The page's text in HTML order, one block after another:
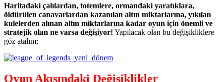
Haritadaki çalılardan, totemlere, ormandaki yaratıklara,
öldürülen canavarlardan kazanılan altın miktarlarına, yıkılan
kulelerden alınan altın miktarlarına kadar oyun için önemli ve
stratejik olan ne varsa değişiyor! Yapılacak olan bu değişikliklere
göz atalım;
Oyun Akışındaki Değişiklikler